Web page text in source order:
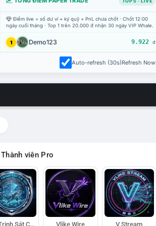
Điểm live = số dư ví + ký quỹ + PnL chưa chốt · Chốt 12:00
ngày cuối tháng · Top 1 trên 20.000 đ nhận 30 ngày VIP Whale.
1 Demo123 9.922 đ
Auto-refresh (30s)Refresh Now
Thành viên Pro
Đội Trinh Sát Cá Voi Vlike Wire V Stream